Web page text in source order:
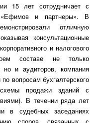
15 лет сотрудничает с
и партнеры». В
отличную
консультационные
и налогового
составе не только
но и аудиторов, компания
вопросам бухгалтерского
продажи зданий с
В течении ряда лет
в судебных заседаниях
споров, связанных с